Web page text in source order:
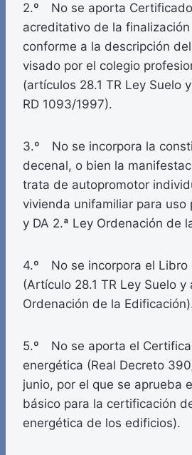
2.º No se aporta
acreditativo de la
conforme a la descripción
visado por el colegio
(artículos 28.1 TR Ley Suelo
RD 1093/1997).
3.º No se incorpora la
decenal, o bien la
trata de autopromotor
vivienda unifamiliar para uso
y DA 2.ª Ley Ordenación de
4.º No se incorpora el Libro
(Artículo 28.1 TR Ley Suelo
Ordenación de la
5.º No se aporta el
energética (Real Decreto
junio, por el que se aprueba
básico para la certificación
energética de los edificios).